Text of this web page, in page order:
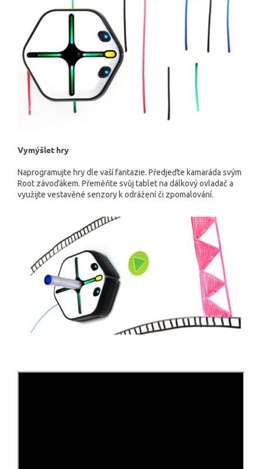
Vymýšlet hry
Naprogramujte hry dle vaší fantazie. Předjeďte kamaráda svým
Root závoďákem. Přeměňte svůj tablet na dálkový ovladač a
využijte vestavěné senzory k odrážení či zpomalování.